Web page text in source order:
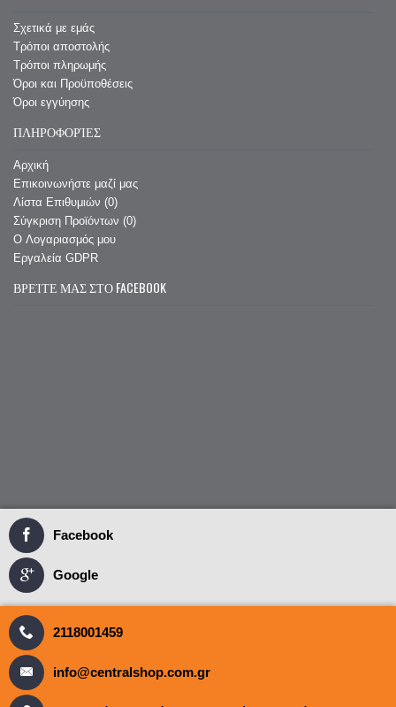
Σχετικά με εμάς
Τρόποι αποστολής
Τρόποι πληρωμής
Όροι και Προϋποθέσεις
Όροι εγγύησης
ΠΛΗΡΟΦΟΡΊΕΣ
Αρχική
Επικοινωνήστε μαζί μας
Λίστα Επιθυμιών (0)
Σύγκριση Προϊόντων (0)
O Λογαριασμός μου
Εργαλεία GDPR
ΒΡΕΊΤΕ ΜΑΣ ΣΤΟ FACEBOOK
Facebook
Google
2118001459
info@centralshop.com.gr